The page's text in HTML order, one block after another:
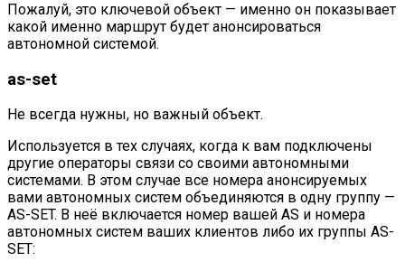
Пожалуй, это ключевой объект — именно он показывает
какой именно маршрут будет анонсироваться
автономной системой.
as-set
Не всегда нужны, но важный объект.
Используется в тех случаях, когда к вам подключены
другие операторы связи со своими автономными
системами. В этом случае все номера анонсируемых
вами автономных систем объединяются в одну группу —
AS-SET. В неё включается номер вашей AS и номера
автономных систем ваших клиентов либо их группы AS-
SET: